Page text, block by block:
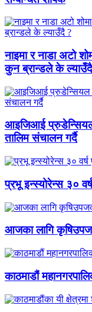
नाइमा र नाडा अटो
कुन ब्रान्डले के
आइजिआई प्रुडेन्सियल
तालिम संचालन गर्दै
प्रभू इन्स्योरेन्स ३०
आजका लागि
काठमाडौं